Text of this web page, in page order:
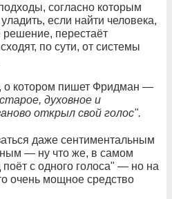
согласно которым
если найти человека,
перестаёт
по сути, от системы
о котором пишет Фридман —
духовное и
открыл свой голос".
даже сентиментальным
— ну что же, в самом
поёт с одного голоса" — но на
очень мощное средство